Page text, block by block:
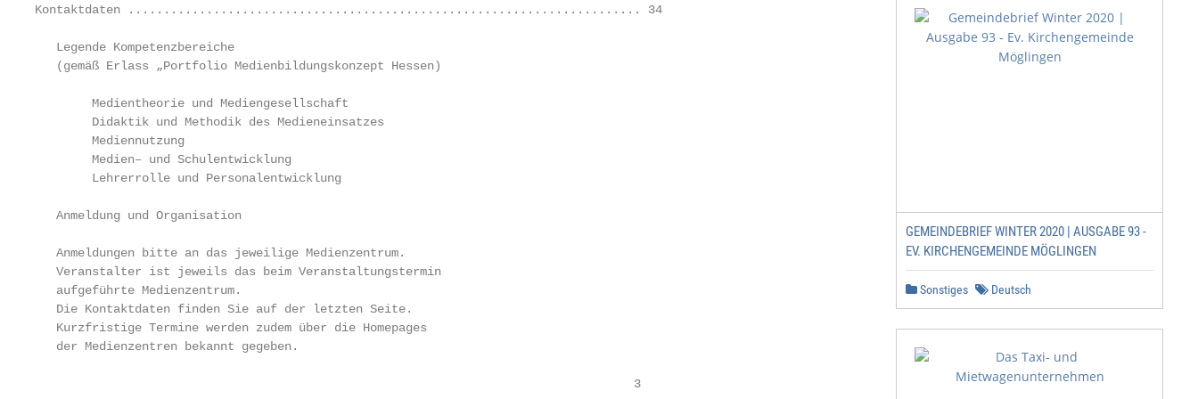
Kontaktdaten ........................................................................ 34
   Legende Kompetenzbereiche
   (gemäß Erlass „Portfolio Medienbildungskonzept Hessen)
        Medientheorie und Mediengesellschaft
        Didaktik und Methodik des Medieneinsatzes
        Mediennutzung
        Medien– und Schulentwicklung
        Lehrerrolle und Personalentwicklung
   Anmeldung und Organisation
   Anmeldungen bitte an das jeweilige Medienzentrum.
   Veranstalter ist jeweils das beim Veranstaltungstermin
   aufgeführte Medienzentrum.
   Die Kontaktdaten finden Sie auf der letzten Seite.
   Kurzfristige Termine werden zudem über die Homepages
   der ­Medienzentren bekannt gegeben.
                                                                                    3
GEMEINDEBRIEF WINTER 2020 | AUSGABE 93 -
EV. KIRCHENGEMEINDE MÖGLINGEN
Sonstiges Deutsch